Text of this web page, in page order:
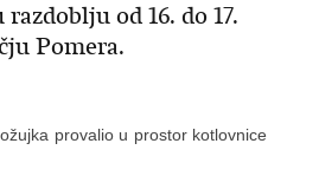
od 16. do 17.
Pomera.
provalio u prostor kotlovnice